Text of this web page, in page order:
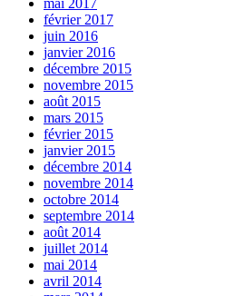
mai 2017
février 2017
juin 2016
janvier 2016
décembre 2015
novembre 2015
août 2015
mars 2015
février 2015
janvier 2015
décembre 2014
novembre 2014
octobre 2014
septembre 2014
août 2014
juillet 2014
mai 2014
avril 2014